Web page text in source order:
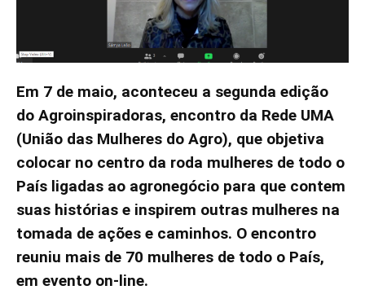
Em 7 de maio, aconteceu a segunda edição
do Agroinspiradoras, encontro da Rede UMA
(União das Mulheres do Agro), que objetiva
colocar no centro da roda mulheres de todo o
País ligadas ao agronegócio para que contem
suas histórias e inspirem outras mulheres na
tomada de ações e caminhos. O encontro
reuniu mais de 70 mulheres de todo o País,
em evento on-line.